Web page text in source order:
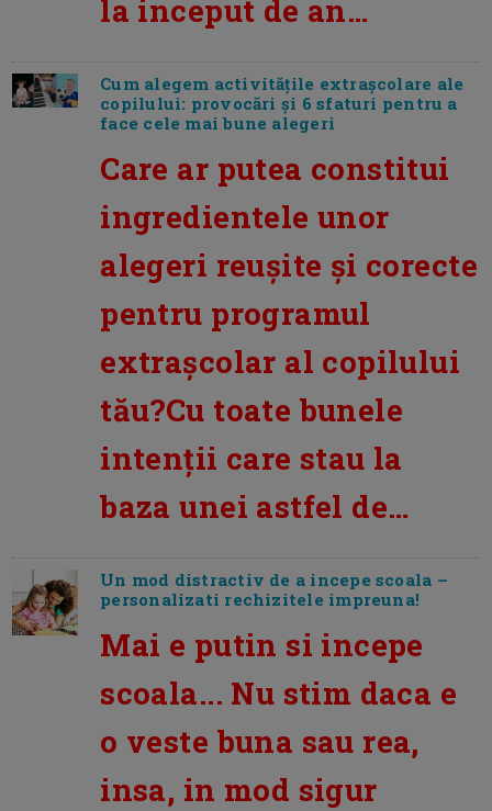
la inceput de an…
Cum alegem activitățile extrașcolare ale
copilului: provocări și 6 sfaturi pentru a
face cele mai bune alegeri
Care ar putea constitui
ingredientele unor
alegeri reuşite şi corecte
pentru programul
extraşcolar al copilului
tău?Cu toate bunele
intenţii care stau la
baza unei astfel de…
Un mod distractiv de a incepe scoala –
personalizati rechizitele impreuna!
Mai e putin si incepe
scoala... Nu stim daca e
o veste buna sau rea,
insa, in mod sigur